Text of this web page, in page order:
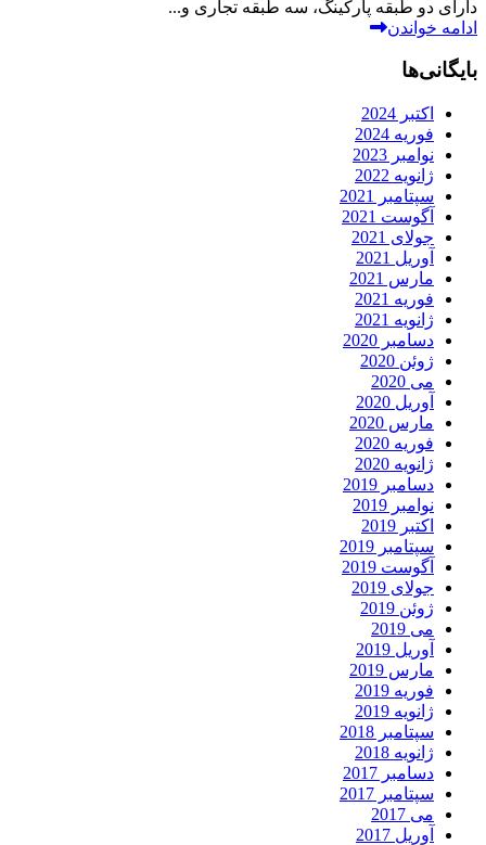
دارای دو طبقه پارکینگ، سه طبقه تجاری و...
ادامه خواندن
بایگانی‌ها
اکتبر 2024
فوریه 2024
نوامبر 2023
ژانویه 2022
سپتامبر 2021
آگوست 2021
جولای 2021
آوریل 2021
مارس 2021
فوریه 2021
ژانویه 2021
دسامبر 2020
ژوئن 2020
می 2020
آوریل 2020
مارس 2020
فوریه 2020
ژانویه 2020
دسامبر 2019
نوامبر 2019
اکتبر 2019
سپتامبر 2019
آگوست 2019
جولای 2019
ژوئن 2019
می 2019
آوریل 2019
مارس 2019
فوریه 2019
ژانویه 2019
سپتامبر 2018
ژانویه 2018
دسامبر 2017
سپتامبر 2017
می 2017
آوریل 2017